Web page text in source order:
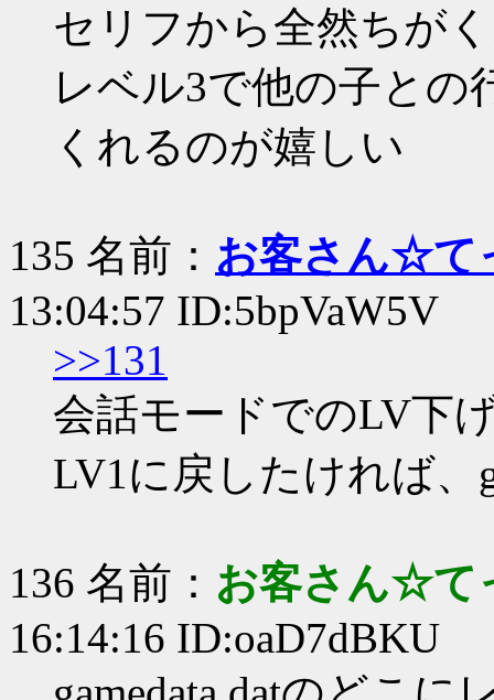
セリフから全然ちが
レベル3で他の子との
くれるのが嬉しい
135 名前： お客さん☆て
13:04:57 ID:5bpVaW5V
>>131
会話モードでのLV下
LV1に戻したければ、
136 名前： お客さん☆て
16:14:16 ID:oaD7dBKU